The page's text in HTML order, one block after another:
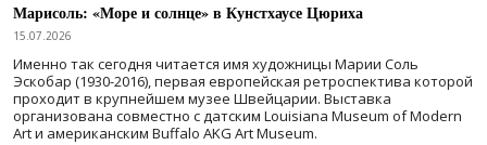
Марисоль: «Море и солнце» в Кунстхаусе Цюриха
15.07.2026
Именно так сегодня читается имя художницы Марии Соль
Эскобар (1930-2016), первая европейская ретроспектива которой
проходит в крупнейшем музее Швейцарии. Выставка
организована совместно с датским Louisiana Museum of Modern
Art и американским Buffalo AKG Art Museum.